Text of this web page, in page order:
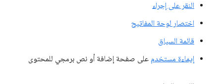
النقر على إجراء
اختصار لوحة المفاتيح
قائمة السياق
إيماءة مستخدم على صفحة إضافة أو نص برمجي للمحتوى